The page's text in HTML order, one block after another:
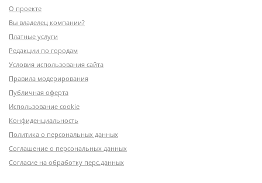
О проекте
Вы владелец компании?
Платные услуги
Редакции по городам
Условия использования сайта
Правила модерирования
Публичная оферта
Использование cookie
Конфиденциальность
Политика о персональных данных
Соглашение о персональных данных
Согласие на обработку перс.данных